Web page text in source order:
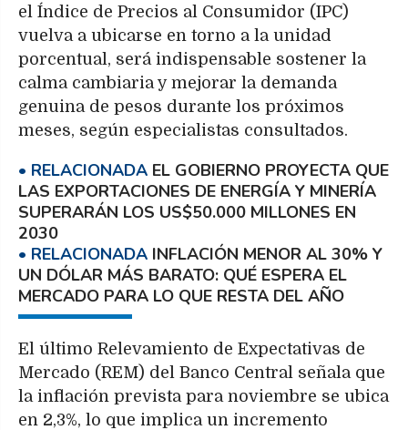
el Índice de Precios al Consumidor (IPC)
vuelva a ubicarse en torno a la unidad
porcentual, será indispensable sostener la
calma cambiaria y mejorar la demanda
genuina de pesos durante los próximos
meses, según especialistas consultados.
EL GOBIERNO PROYECTA QUE
LAS EXPORTACIONES DE ENERGÍA Y MINERÍA
SUPERARÁN LOS US$50.000 MILLONES EN
2030
INFLACIÓN MENOR AL 30% Y
UN DÓLAR MÁS BARATO: QUÉ ESPERA EL
MERCADO PARA LO QUE RESTA DEL AÑO
El último Relevamiento de Expectativas de
Mercado (REM) del Banco Central señala que
la inflación prevista para noviembre se ubica
en 2,3%, lo que implica un incremento